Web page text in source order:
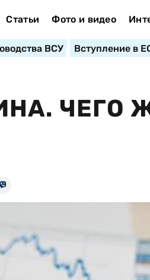
Статьи Фото и видео
ВСУ Вступление в
ЧЕГО